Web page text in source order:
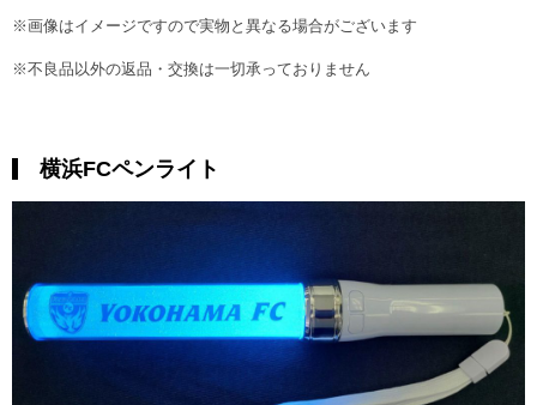
※画像はイメージですので実物と異なる場合がございます
※不良品以外の返品・交換は一切承っておりません
横浜FCペンライト